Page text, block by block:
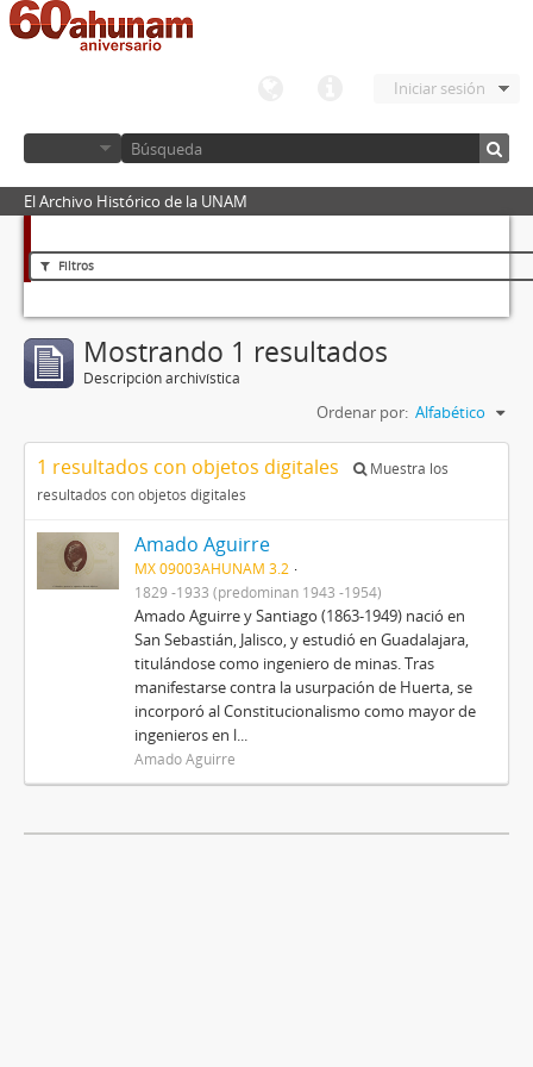
Iniciar sesión
El Archivo Histórico de la UNAM
Filtros
Mostrando 1 resultados
Descripción archivística
Ordenar por: Alfabético
1 resultados con objetos digitales
Muestra los
resultados con objetos digitales
Amado Aguirre
MX 09003AHUNAM 3.2
1829 -1933 (predominan 1943 -1954)
Amado Aguirre y Santiago (1863-1949) nació en
San Sebastián, Jalisco, y estudió en Guadalajara,
titulándose como ingeniero de minas. Tras
manifestarse contra la usurpación de Huerta, se
incorporó al Constitucionalismo como mayor de
ingenieros en l...
Amado Aguirre